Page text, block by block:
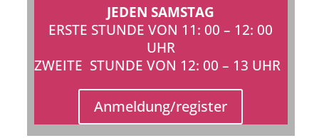
JEDEN SAMSTAG
ERSTE STUNDE VON 11: 00 – 12: 00
UHR
ZWEITE STUNDE VON 12: 00 – 13 UHR
Anmeldung/register